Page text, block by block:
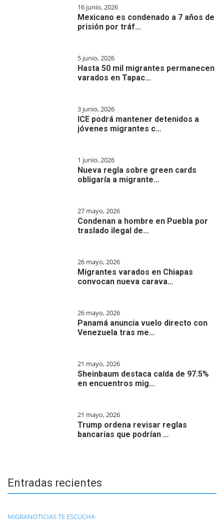
16 junio, 2026
Mexicano es condenado a 7 años de
prisión por tráf…
5 junio, 2026
Hasta 50 mil migrantes permanecen
varados en Tapac…
3 junio, 2026
ICE podrá mantener detenidos a
jóvenes migrantes c…
1 junio, 2026
Nueva regla sobre green cards
obligaría a migrante…
27 mayo, 2026
Condenan a hombre en Puebla por
traslado ilegal de…
26 mayo, 2026
Migrantes varados en Chiapas
convocan nueva carava…
26 mayo, 2026
Panamá anuncia vuelo directo con
Venezuela tras me…
21 mayo, 2026
Sheinbaum destaca caída de 97.5%
en encuentros mig…
21 mayo, 2026
Trump ordena revisar reglas
bancarias que podrían …
Entradas recientes
MiGRANOTICIAS TE ESCUCHA